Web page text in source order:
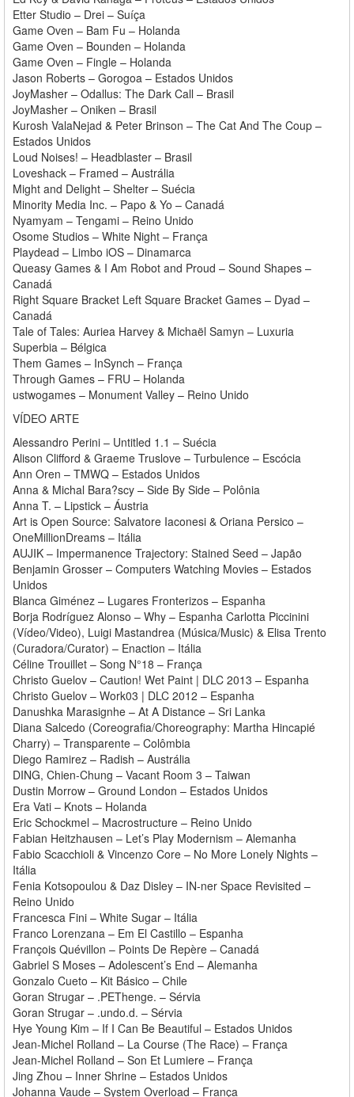
Etter Studio – Drei – Suíça
Game Oven – Bam Fu – Holanda
Game Oven – Bounden – Holanda
Game Oven – Fingle – Holanda
Jason Roberts – Gorogoa – Estados Unidos
JoyMasher – Odallus: The Dark Call – Brasil
JoyMasher – Oniken – Brasil
Kurosh ValaNejad & Peter Brinson – The Cat And The Coup –
Estados Unidos
Loud Noises! – Headblaster – Brasil
Loveshack – Framed – Austrália
Might and Delight – Shelter – Suécia
Minority Media Inc. – Papo & Yo – Canadá
Nyamyam – Tengami – Reino Unido
Osome Studios – White Night – França
Playdead – Limbo iOS – Dinamarca
Queasy Games & I Am Robot and Proud – Sound Shapes –
Canadá
Right Square Bracket Left Square Bracket Games – Dyad –
Canadá
Tale of Tales: Auriea Harvey & Michaël Samyn – Luxuria
Superbia – Bélgica
Them Games – InSynch – França
Through Games – FRU – Holanda
ustwogames – Monument Valley – Reino Unido
VÍDEO ARTE
Alessandro Perini – Untitled 1.1 – Suécia
Alison Clifford & Graeme Truslove – Turbulence – Escócia
Ann Oren – TMWQ – Estados Unidos
Anna & Michal Bara?scy – Side By Side – Polônia
Anna T. – Lipstick – Áustria
Art is Open Source: Salvatore Iaconesi & Oriana Persico –
OneMillionDreams – Itália
AUJIK – Impermanence Trajectory: Stained Seed – Japão
Benjamin Grosser – Computers Watching Movies – Estados
Unidos
Blanca Giménez – Lugares Fronterizos – Espanha
Borja Rodríguez Alonso – Why – Espanha Carlotta Piccinini
(Vídeo/Video), Luigi Mastandrea (Música/Music) & Elisa Trento
(Curadora/Curator) – Enaction – Itália
Céline Trouillet – Song N°18 – França
Christo Guelov – Caution! Wet Paint | DLC 2013 – Espanha
Christo Guelov – Work03 | DLC 2012 – Espanha
Danushka Marasignhe – At A Distance – Sri Lanka
Diana Salcedo (Coreografia/Choreography: Martha Hincapié
Charry) – Transparente – Colômbia
Diego Ramirez – Radish – Austrália
DING, Chien-Chung – Vacant Room 3 – Taiwan
Dustin Morrow – Ground London – Estados Unidos
Era Vati – Knots – Holanda
Eric Schockmel – Macrostructure – Reino Unido
Fabian Heitzhausen – Let’s Play Modernism – Alemanha
Fabio Scacchioli & Vincenzo Core – No More Lonely Nights –
Itália
Fenia Kotsopoulou & Daz Disley – IN-ner Space Revisited –
Reino Unido
Francesca Fini – White Sugar – Itália
Franco Lorenzana – Em El Castillo – Espanha
François Quévillon – Points De Repère – Canadá
Gabriel S Moses – Adolescent’s End – Alemanha
Gonzalo Cueto – Kit Básico – Chile
Goran Strugar – .PEThenge. – Sérvia
Goran Strugar – .undo.d. – Sérvia
Hye Young Kim – If I Can Be Beautiful – Estados Unidos
Jean-Michel Rolland – La Course (The Race) – França
Jean-Michel Rolland – Son Et Lumiere – França
Jing Zhou – Inner Shrine – Estados Unidos
Johanna Vaude – System Overload – França